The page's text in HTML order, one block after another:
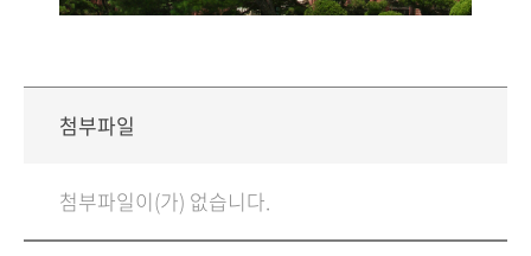
첨부파일
첨부파일이(가) 없습니다.